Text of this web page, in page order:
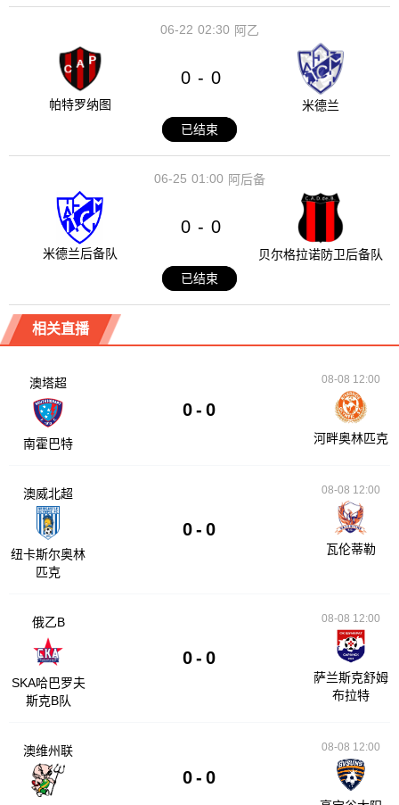
02:30
06-22 阿乙
帕特罗纳图
0 - 0
米德兰
已结束
01:00
06-25 阿后备
米德兰后备队
0 - 0
贝尔格拉诺防卫后备队
已结束
相关直播
澳塔超
南霍巴特
0 - 0
08-08 12:00
河畔奥林匹克
澳威北超
纽卡斯尔奥林
匹克
0 - 0
08-08 12:00
瓦伦蒂勒
俄乙B
SKA哈巴罗夫
斯克B队
0 - 0
08-08 12:00
萨兰斯克舒姆
布拉特
澳维州联
0 - 0
08-08 12:00